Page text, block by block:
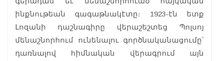
ինքնութեան գագաթնակէտը։ 1923-էն ետք
Լոզանի դաշնագիրը վերաշեշտեց Պոլսոյ
մենաշնորհում ունենալու գործնականացումը՝
դառնալով հիմնական վերագրում այն